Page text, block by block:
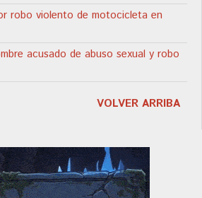
robo violento de motocicleta en
acusado de abuso sexual y robo
VOLVER ARRIBA